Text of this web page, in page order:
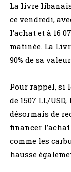
La livre
ce vendredi,
l’achat et à 16
matinée. La
90% de sa
Pour rappel, si
de 1507 LL/
désormais de
financer
comme les
hausse